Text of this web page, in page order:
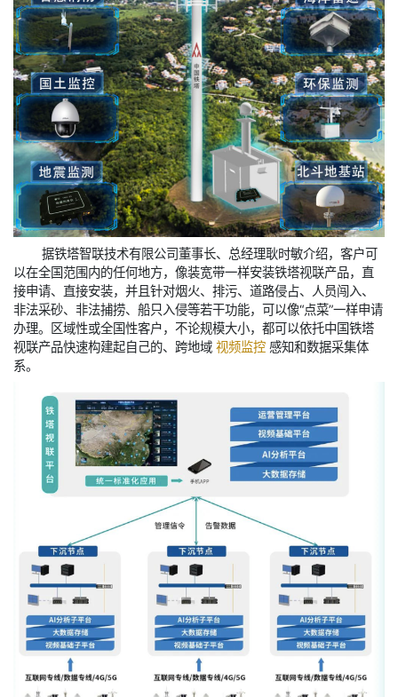
据铁塔智联技术有限公司董事长、总经理耿时敏介绍，客户可
以在全国范围内的任何地方，像装宽带一样安装铁塔视联产品，直
接申请、直接安装，并且针对烟火、排污、道路侵占、人员闯入、
非法采砂、非法捕捞、船只入侵等若干功能，可以像“点菜”一样申请
办理。区域性或全国性客户，不论规模大小，都可以依托中国铁塔
视联产品快速构建起自己的、跨地域 视频监控 感知和数据采集体
系。